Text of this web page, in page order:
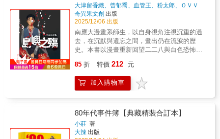
塑造、構圖思維、敘事節奏與創作選擇，並結
合《東周列國志》等史料，補充歷史背景與人
物故事，引領讀者走進鄭問的創作現場，看見
一位漫畫宗師如何以最自由奔放的線條，孕育
出震撼漫畫史的經典。全書以鄭問漫畫創作
《東周英雄傳》十二位歷史人物為主軸，包括
胥、西施、處女、墨子、藺相如與廉頗、信陵
魂，也映照出鄭問對歷史人物的深刻理解與藝
術詮釋。這不只是一本漫畫底稿集，也不只是
一本創作解析書。它是一部關於漫畫藝術、創
作思維與歷史人物生命力的紀錄，更是一份獻
給所有漫畫讀者、創作者、美術工作者，以及
喜愛鄭問作品讀者的珍貴典藏。透過鄭問的圖
與馬利的文字，讀者得以重新看見鄭問《東周
生。 「我們的精華時段，就像一日花那麼短
暫。」
少年葉光石，在幽暗的坑道中相遇。 山神祭的
鼓聲、扶鸞的低語，提醒著他們——有些情
感，只能存在於光抵達不了的地方。 戰事逼
近，命運分流。原本炙熱而封閉的礦坑，逐漸
成為吞噬生命的深處。 那是金瓜石最繁盛的年
代，卻也是他們尚未被允許選擇未來的時代。
在明滅閃爍的礦燈下，等待他們的，是走向未
來，還是再一步，便再也無法回頭？前經濟部
理局專業監修，日本國際漫畫大賞金賞漫畫家
簡嘉誠細緻描繪，在無法選擇的時代中，跨越
身分與時代的情誼。
大津留香織、曾郁喬、血管王、粉太郎、ＯＶＶ
Ｖ、麻肉、千烏生
奇異果文創 出版
2025/12/06 出版
南應大漫畫系師生，以自身視角注視沉重的過
去，在沉默與遺忘之間，畫出仍在流淚的歷
史。本書以漫畫重新回望二二八與白色恐怖，
創作者共同完成。作品以多種視角描繪受難者
與家庭的傷痛。結合訪談與史料，並以年輕世
代的想像力，呈現歷史的陰影與人在恐懼年代
85 折 特價 212 元
加入購物車
80年代事件簿【典藏精裝合訂本】
小莊 著
大辣 出版